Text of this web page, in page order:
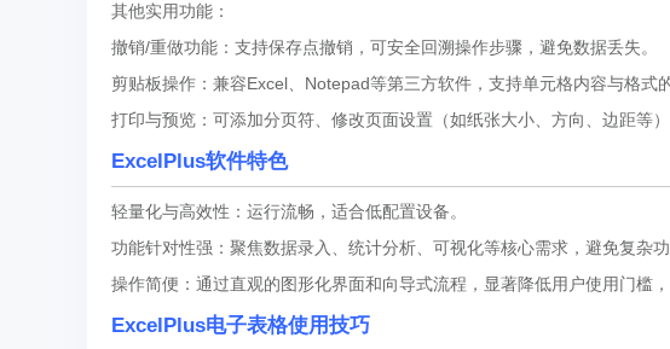
其他实用功能：
撤销/重做功能：支持保存点撤销，可安全回溯操作步骤，避免数据丢失。
剪贴板操作：兼容Excel、Notepad等第三方软件，支持单元格内容与格式
打印与预览：可添加分页符、修改页面设置（如纸张大小、方向、边距等
ExcelPlus软件特色
轻量化与高效性：运行流畅，适合低配置设备。
功能针对性强：聚焦数据录入、统计分析、可视化等核心需求，避免复杂功
操作简便：通过直观的图形化界面和向导式流程，显著降低用户使用门槛
ExcelPlus电子表格使用技巧